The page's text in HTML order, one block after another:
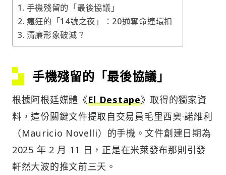
手機殘留的「最後協議」
瘋狂的「14號之夜」：20通奪命連環扣
清廉形象破滅？
手機殘留的「最後協議」
根據阿根廷媒體《El Destape》取得的獨家資
料，這份關鍵文件提取自交易員毛里西奧·諾維利
（Mauricio Novelli）的手機。文件創建日期為
2025 年 2 月 11 日，正是在米萊發布那則引發
軒然大波的推文前三天。